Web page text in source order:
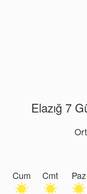
Elazığ 7
Cum Cmt Paz